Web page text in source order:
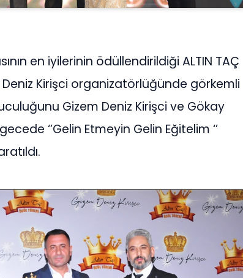
en iyilerinin ödüllendirildiği ALTIN TAÇ
Deniz Kirişci organizatörlüğünde görkemli
Gizem Deniz Kirişci ve Gökay
‘’Gelin Etmeyin Gelin Eğitelim ‘’